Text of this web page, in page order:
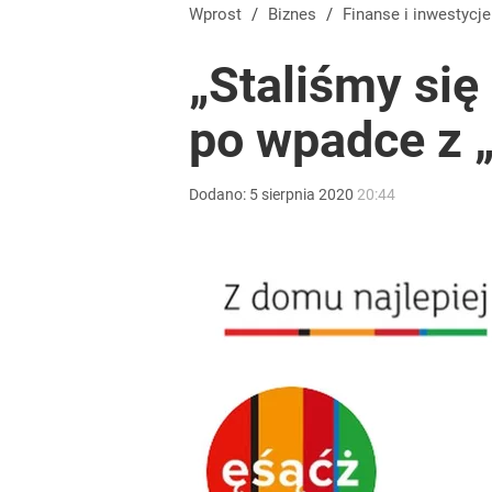
Przepisanie mieszkania kosztuje więcej, niż
Umowy zlecenia i B2B pod lupą. PIP dostała
Tajemnica paragonów grozy. Tak restauratorzy
Wprost / Biznes / Finanse i inwestycje
„Staliśmy
po wpadce z
Dodano: 5 sierpnia 2020 20:44